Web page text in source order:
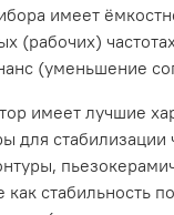
имеет
(рабочих)
(уменьшение
имеет лучшие
для стабилизации
стабильность